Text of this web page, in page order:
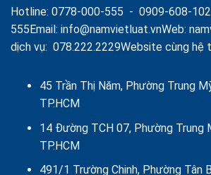
Thành
viên,
Cổ
đông
là
Hotline: 0778-000-555 - 0909-608-102
555Email: info@namvietluat.vnWeb:
dịch vụ: 078.222.2229Website cùng hệ
45 Trần Thị Năm, Phường Trung
TP.HCM
14 Đường TCH 07, Phường Trung
TP.HCM
491/1 Trường Chinh, Phường Tân